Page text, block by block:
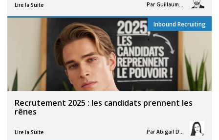
Lire la Suite Par Guillaume Vigneron
Recrutement 2025 : les candidats prennent les
rênes
Lire la Suite Par Abigail Davies
Inbound Recruiting
,